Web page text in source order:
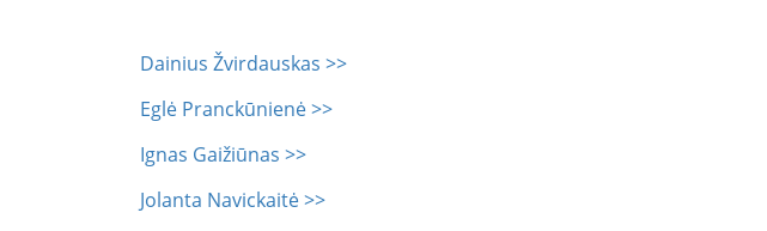
Dainius Žvirdauskas >>
Eglė Pranckūnienė >>
Ignas Gaižiūnas >>
Jolanta Navickaitė >>